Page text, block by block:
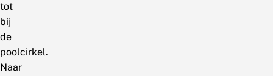
tot
bij
de
poolcirkel.
Naar